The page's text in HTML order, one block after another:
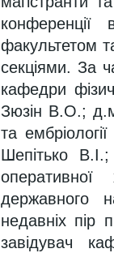
факультетом
секціями. За
кафедри
Зюзін В.О.;
та
Шепітько
оперативної
державного
недавніх пір
завідувач